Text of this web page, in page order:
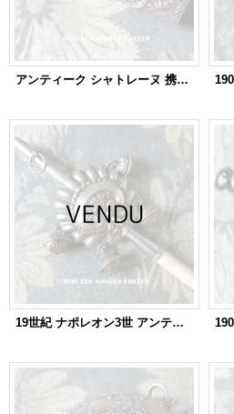
アンティーク シャトレーヌ 携帯用 シルバー製 パフュームボトル クリスタルの栓
19世紀 ナポレオン3世 アンティーク ラトル 薔薇の花かご ガラガラ 笛付き シルバー＆ボーン製